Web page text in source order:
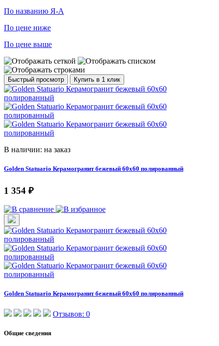
По названию Я-А
По цене ниже
По цене выше
Быстрый просмотр Купить в 1 клик
В наличии: на заказ
Golden Statuario Керамогранит бежевый 60x60 полированный
1 354 ₽
Golden Statuario Керамогранит бежевый 60x60 полированный
Отзывов: 0
Общие сведения